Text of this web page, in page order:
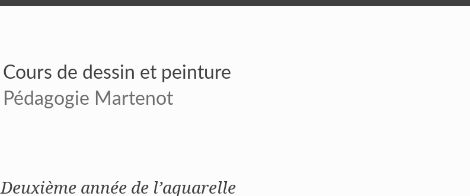
Cours de dessin et peinture
Pédagogie Martenot
Deuxième année de l’aquarelle